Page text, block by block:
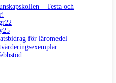
– Testa och
för läromedel